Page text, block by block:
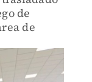
de
de